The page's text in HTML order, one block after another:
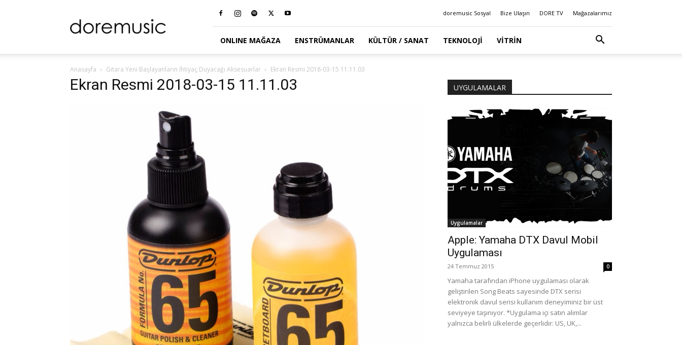
Blog
doremusic Sosyal Bize Ulaşın DORE TV Mağazalarımız
ONLINE MAĞAZA ENSTRÜMANLAR KÜLTÜR / SANAT TEKNOLOJI VITRIN
Anasayfa Gitara Yeni Başlayanların İhtiyaç Duyacağı Aksesuarlar Ekran Resmi 2018-03-15 11.11.03
Ekran Resmi 2018-03-15 11.11.03 UYGULAMALAR
Uygulamalar
Apple: Yamaha DTX Davul Mobil
Uygulaması
24 Temmuz 2015 0
Yamaha tarafından iPhone uygulaması olarak
geliştirilen Song Beats sayesinde DTX serisi
elektronik davul serisi kullanım deneyiminiz bir üst
seviyeye taşınıyor. *Uygulama içi satın alımlar
yalnızca belirli ülkelerde geçerlidir: US, UK,...